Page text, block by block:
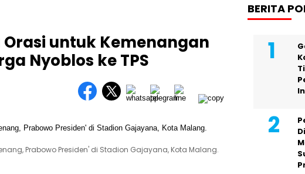
untuk Kemenangan
Nyoblos ke TPS
Prabowo Presiden' di Stadion Gajayana, Kota Malang.
BERITA